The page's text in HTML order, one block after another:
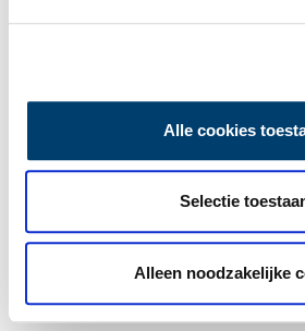
Alle cookies
Selectie
Alleen noodzakelijke